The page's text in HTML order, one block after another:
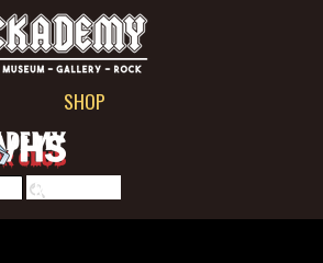
Sauter le menu
▼
SHOP
Rechercher